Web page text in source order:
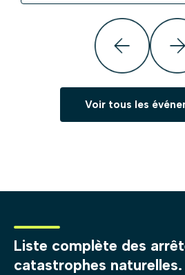
Voir tous les
Liste complète des
catastrophes naturelles.